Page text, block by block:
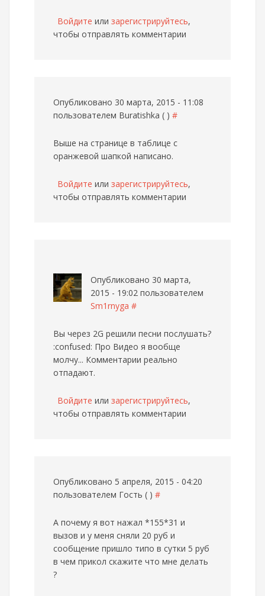
Войдите или зарегистрируйтесь,
чтобы отправлять комментарии
Опубликовано 30 марта, 2015 - 11:08
пользователем Buratishka ( ) #
Выше на странице в таблице с
оранжевой шапкой написано.
Войдите или зарегистрируйтесь,
чтобы отправлять комментарии
Опубликовано 30 марта,
2015 - 19:02 пользователем
Sm1rnyga #
Вы через 2G решили песни послушать?
:confused: Про Видео я вообще
молчу... Комментарии реально
отпадают.
Войдите или зарегистрируйтесь,
чтобы отправлять комментарии
Опубликовано 5 апреля, 2015 - 04:20
пользователем Гость ( ) #
А почему я вот нажал *155*31 и
вызов и у меня сняли 20 руб и
сообщение пришло типо в сутки 5 руб
в чем прикол скажите что мне делать
?